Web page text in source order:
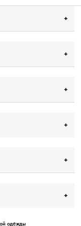
одежды